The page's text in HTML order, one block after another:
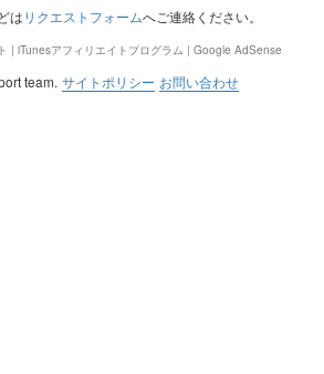
はリクエストフォームへご連絡ください。
| iTunesアフィリエイトプログラム | Google AdSense
team. サイトポリシー お問い合わせ